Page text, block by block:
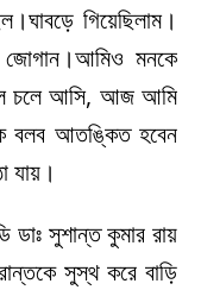
গিয়েছিলাম।
জোগান।আমিও মনকে
চলে আসি, আজ আমি
বলব আতঙ্কিত হবেন
যায়।
ডাঃ সুশান্ত কুমার রায়
সুস্থ করে বাড়ি